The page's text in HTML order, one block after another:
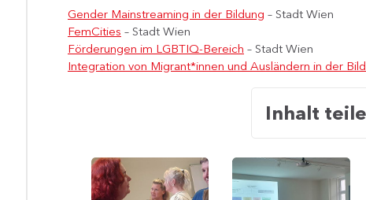
Gender Mainstreaming in der Bildung – Stadt Wien
FemCities – Stadt Wien
Förderungen im LGBTIQ-Bereich – Stadt Wien
Integration von Migrant*innen und Ausländern in der
Inhalt
Pädagog*innen
im
Austausch
Vortrag
von
Ricarda